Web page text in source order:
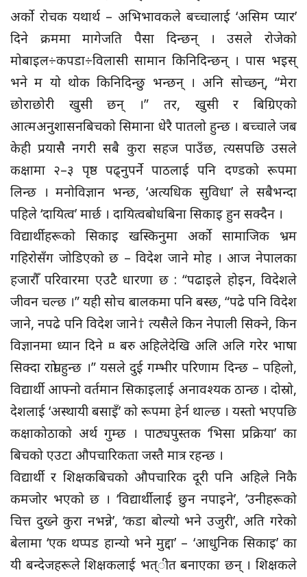
अर्को रोचक यथार्थ – अभिभावकले बच्चालाई ‘असिम प्यार’
दिने क्रममा मागेजति पैसा दिन्छन् । उसले रोजेको
मोबाइल÷कपडा÷विलासी सामान किनिदिन्छन् । पास भइस्
भने म यो थोक किनिदिन्छु भन्छन् । अनि सोच्छन्, “मेरा
छोराछोरी खुसी छन् ।” तर, खुसी र बिग्रिएको
आत्मअनुशासनबिचको सिमाना धेरै पातलो हुन्छ । बच्चाले जब
केही प्रयासै नगरी सबै कुरा सहज पाउँछ, त्यसपछि उसले
कक्षामा २–३ पृष्ठ पढ्नुपर्ने पाठलाई पनि दण्डको रूपमा
लिन्छ । मनोविज्ञान भन्छ, ‘अत्यधिक सुविधा’ ले सबैभन्दा
पहिले ‘दायित्व’ मार्छ । दायित्वबोधबिना सिकाइ हुन सक्दैन ।
विद्यार्थीहरूको सिकाइ खस्किनुमा अर्को सामाजिक भ्रम
गहिरोसँग जोडिएको छ – विदेश जाने मोह । आज नेपालका
हजारौँ परिवारमा एउटै धारणा छ : “पढाइले होइन, विदेशले
जीवन चल्छ ।” यही सोच बालकमा पनि बस्छ, “पढे पनि विदेश
जाने, नपढे पनि विदेश जाने† त्यसैले किन नेपाली सिक्ने, किन
विज्ञानमा ध्यान दिने ¤ बरु अहिलेदेखि अलि अलि गरेर भाषा
सिक्दा राम्रो हुन्छ ।” यसले दुई गम्भीर परिणाम दिन्छ – पहिलो,
विद्यार्थी आफ्नो वर्तमान सिकाइलाई अनावश्यक ठान्छ । दोस्रो,
देशलाई ‘अस्थायी बसाइँ’ को रूपमा हेर्न थाल्छ । यस्तो भएपछि
कक्षाकोठाको अर्थ गुम्छ । पाठ्यपुस्तक ‘भिसा प्रक्रिया’ का
बिचको एउटा औपचारिकता जस्तै मात्र रहन्छ ।
विद्यार्थी र शिक्षकबिचको औपचारिक दूरी पनि अहिले निकै
कमजोर भएको छ । ‘विद्यार्थीलाई छुन नपाइने’, ‘उनीहरूको
चित्त दुख्ने कुरा नभन्ने’, ‘कडा बोल्यो भने उजुरी’, अति गरेको
बेलामा ‘एक थप्पड हान्यो भने मुद्दा’ – ‘आधुनिक सिकाइ’ का
यी बन्देजहरूले शिक्षकलाई भत्ीत बनाएका छन् । शिक्षकले